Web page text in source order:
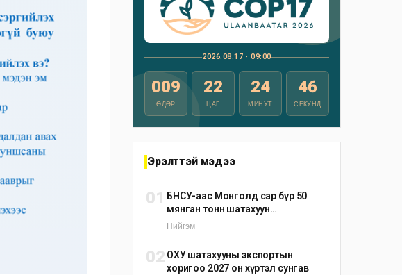
2026.08.17 · 09:00
009
ӨДӨР
22
ЦАГ
24
МИНУТ
45
СЕКУНД
Эрэлттэй мэдээ
01 БНСУ-аас Монголд сар бүр 50
мянган тонн шатахуун
нийлүүлэхээр тохиролцжээ
Нийгэм
02 ОХУ шатахууны экспортын
хоригоо 2027 он хүртэл сунгав